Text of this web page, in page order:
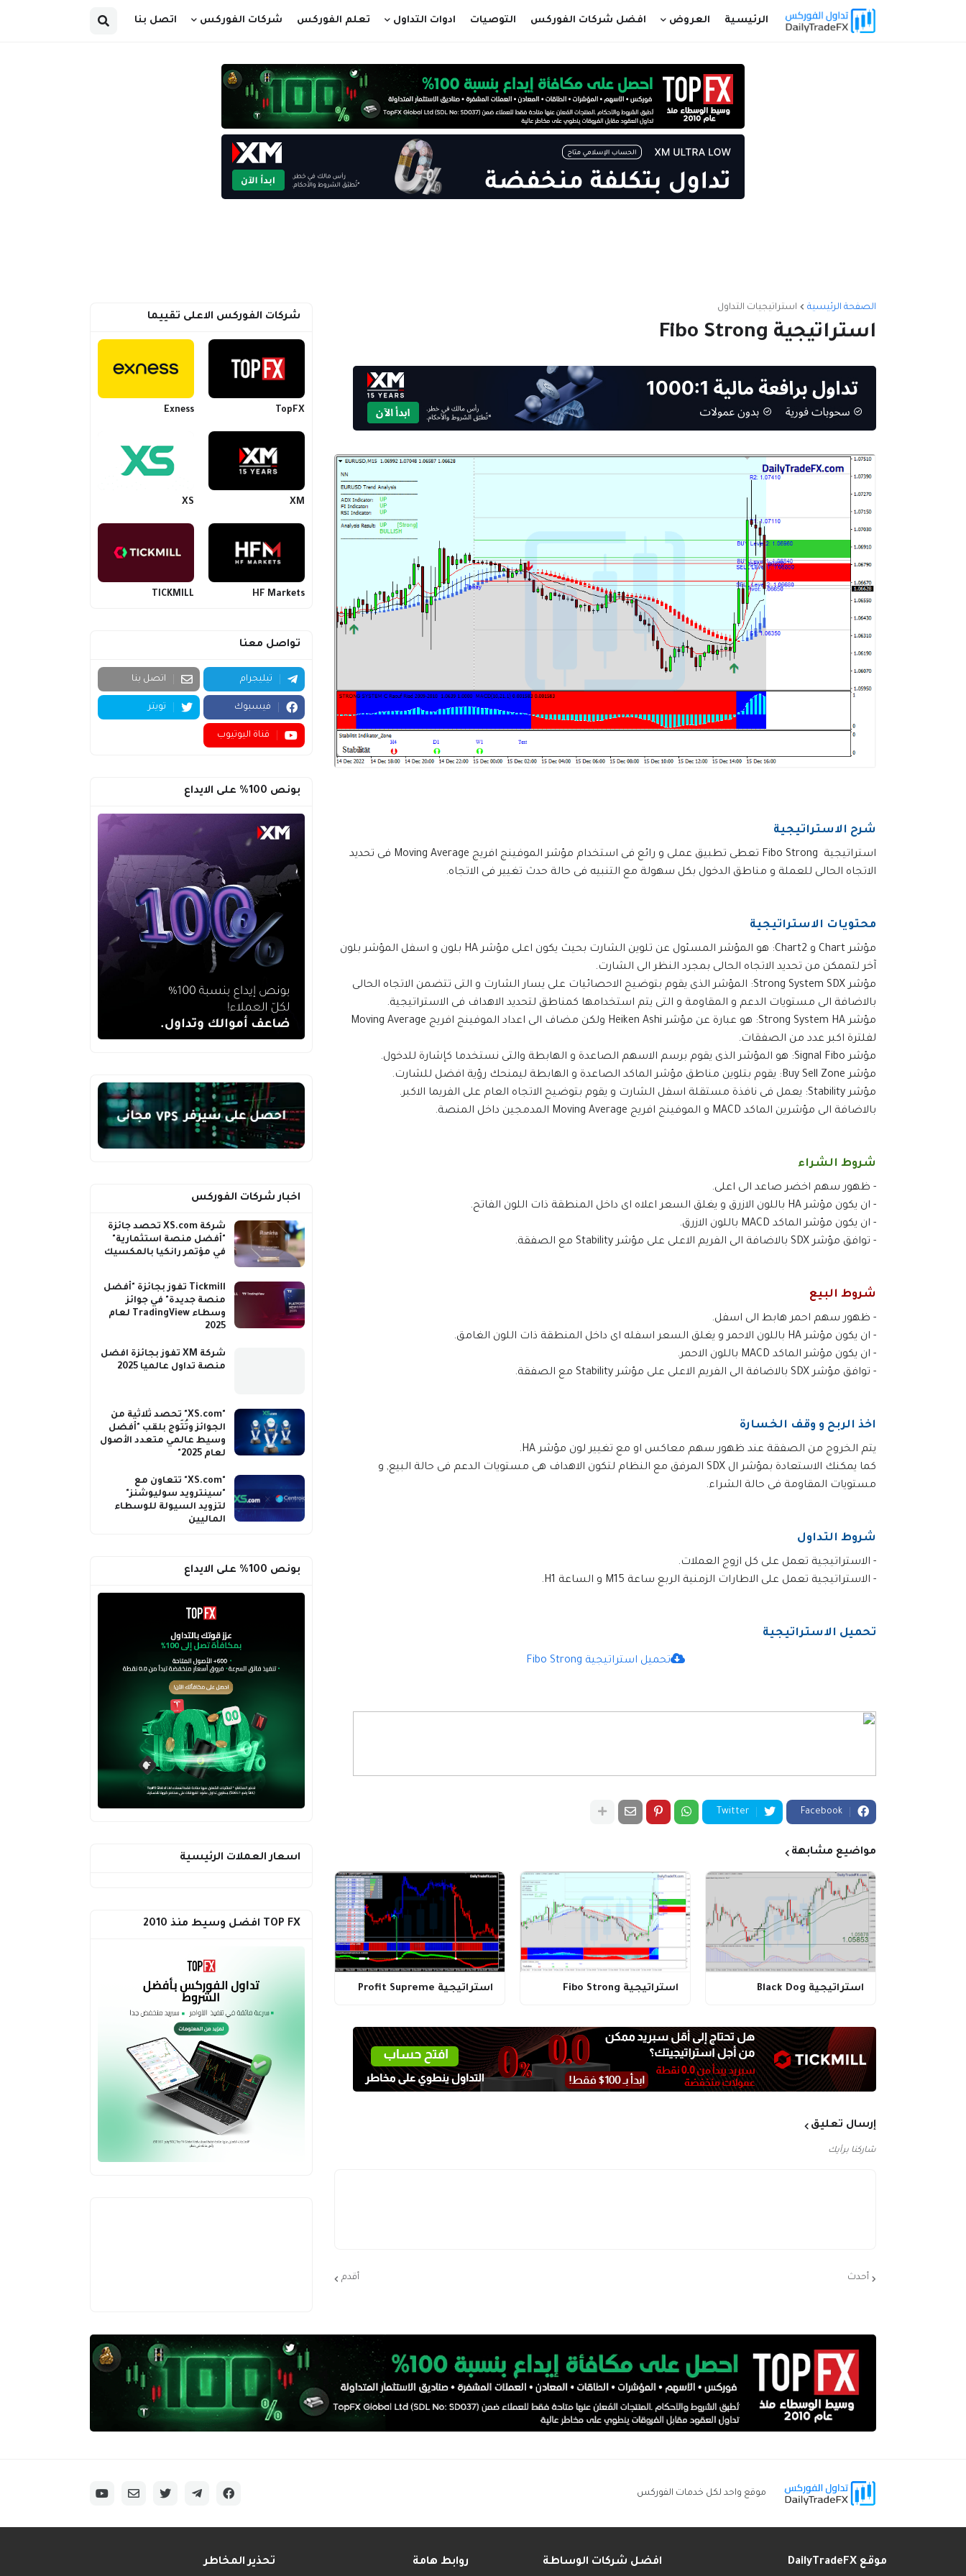
الرئيسية العروض افضل شركات الفوركس التوصيات ادوات التداول تعلم الفوركس شركات الفوركس اتصل بنا
الصفحة الرئيسية استراتيجيات التداول
استراتيجية Fibo Strong
شرح الاستراتيجية
استراتيجية Fibo Strong تعطى تطبيق عملى و رائع فى استخدام مؤشر الموفينج افريج Moving Average فى تحديد
الاتجاه الحالى للعملة و مناطق الدخول بكل سهولة مع التنبيه فى حالة حدث تغيير فى الاتجاه.
محتويات الاستراتيجية
مؤشر Chart و Chart2: هو المؤشر المسئول عن تلوين الشارت بحيث يكون اعلى مؤشر HA بلون و اسفل المؤشر بلون
آخر لتممكن من تحديد الاتجاه الحالى بمجرد النظر الى الشارت.
مؤشر Strong System SDX: المؤشر الذى يقوم بتوضيح الاحصائيات على يسار الشارت و التى تتضمن الاتجاه الحالى
بالاضافة الى مستويات الدعم و المقاومة و التى يتم استخدامها كمناطق لتحديد الاهداف فى الاستراتيجية.
مؤشر Strong System HA: هو عبارة عن مؤشر Heiken Ashi ولكن مضاف الى اعداد الموفينج افريج Moving Average
لفلترة اكبر عدد من الصفقات.
مؤشر Signal Fibo: هو المؤشر الذى يقوم برسم الاسهم الصاعدة و الهابطة والتى نستخدما كإشارة للدخول.
مؤشر Buy Sell Zone: يقوم بتلوين مناطق مؤشر الماكد الصاعدة و الهابطة ليمنحك رؤية افضل للشارت.
مؤشر Stability: يعمل فى نافذة مستقلة اسفل الشارت و يقوم بتوضيح الاتجاه العام على الفريما الاكبر.
بالاضافة الى مؤشرين الماكد MACD و الموفينج افريج Moving Average المدمجين داخل المنصة.
شروط الشراء
- ظهور سهم اخضر صاعد الى اعلى.
- ان يكون مؤشر HA باللون الازرق و يغلق السعر اعلاه اى داخل المنطقة ذات اللون الفاتح.
- ان يكون مؤشر الماكد MACD باللون الازرق.
- توافق مؤشر SDX بالاضافة الى الفريم الاعلى على مؤشر Stability مع الصفقة.
شروط البيع
- ظهور سهم احمر هابط الى اسفل.
- ان يكون مؤشر HA باللون الاحمر و يغلق السعر اسفله اى داخل المنطقة ذات اللون الغامق.
- ان يكون مؤشر الماكد MACD باللون الاحمر.
- توافق مؤشر SDX بالاضافة الى الفريم الاعلى على مؤشر Stability مع الصفقة.
اخذ الربح و وقف الخسارة
يتم الخروج من الصفقة عند ظهور سهم معاكس او مع تغيير لون مؤشر HA.
كما يمكنك الاستعادة بمؤشر ال SDX المرفق مع النظام لتكون الاهداف هى مستويات الدعم فى حالة البيع, و
مستويات المقاومة فى حالة الشراء.
شروط التداول
- الاستراتيجية تعمل على كل ازوج العملات.
- الاستراتيجية تعمل على الاطارات الزمنية الربع ساعة M15 و الساعة H1.
تحميل الاستراتيجية
تحميل استراتيجية Fibo Strong
Facebook
Twitter
مواضيع مشابهة
استراتيجية Black Dog استراتيجية Fibo Strong استراتيجية Profit Supreme
إرسال تعليق
شاركنا برأيك
أحدث أقدم
شركات الفوركس الاعلى تقييما
TopFX
Exness
XM
XS
HF Markets
TICKMILL
تواصل معنا
تيليجرام اتصل بنا
فيسبوك تويتر
قناة اليوتيوب
بونص 100% على الايداع
اخبار شركات الفوركس
شركة XS.com تحصد جائزة
"أفضل منصة استثمارية"
في مؤتمر رانكيا بالمكسيك
Tickmill تفوز بجائزة "أفضل
منصة جديدة" في جوائز
وسطاء TradingView لعام
2025
شركة XM تفوز بجائزة افضل
منصة تداول عالميا 2025
"XS.com" تحصد ثلاثية من
الجوائز وتُتَوج بلقب "أفضل
وسيط عالمي متعدد الأصول
لعام 2025"
"XS.com" تتعاون مع
"سينترويد سوليوشنز"
لتزويد السيولة للوسطاء
الماليين
بونص 100% على الايداع
اسعار العملات الرئيسية
TOP FX افضل وسيط منذ 2010
موقع واحد لكل خدمات الفوركس
موقع DailyTradeFX
افضل شركات الوساطة
روابط هامة
تحذير المخاطر